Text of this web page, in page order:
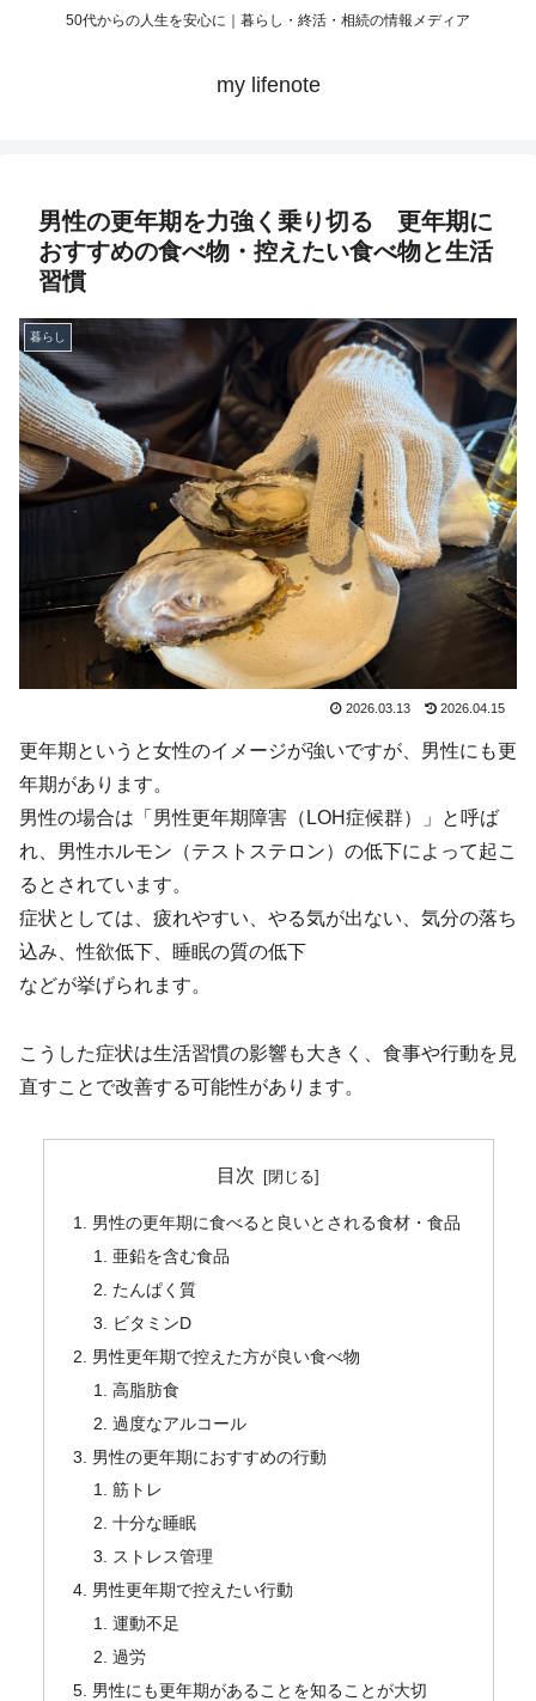
50代からの人生を安心に｜暮らし・終活・相続の情報メディア
my lifenote
男性の更年期を力強く乗り切る 更年期に
おすすめの食べ物・控えたい食べ物と生活
習慣
暮らし
2026.03.13 2026.04.15
更年期というと女性のイメージが強いですが、男性にも更
年期があります。
男性の場合は「男性更年期障害（LOH症候群）」と呼ば
れ、男性ホルモン（テストステロン）の低下によって起こ
るとされています。
症状としては、疲れやすい、やる気が出ない、気分の落ち
込み、性欲低下、睡眠の質の低下
などが挙げられます。
こうした症状は生活習慣の影響も大きく、食事や行動を見
直すことで改善する可能性があります。
目次
男性の更年期に食べると良いとされる食材・食品
亜鉛を含む食品
たんぱく質
ビタミンD
男性更年期で控えた方が良い食べ物
高脂肪食
過度なアルコール
男性の更年期におすすめの行動
筋トレ
十分な睡眠
ストレス管理
男性更年期で控えたい行動
運動不足
過労
男性にも更年期があることを知ることが大切